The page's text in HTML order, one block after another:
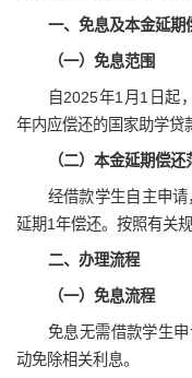
一、免息及本金延期
（一）免息范围
自2025年1月1日起
年内应偿还的国家助学贷
（二）本金延期偿还
经借款学生自主申
延期1年偿还。按照有关
二、办理流程
（一）免息流程
免息无需借款学生
动免除相关利息。